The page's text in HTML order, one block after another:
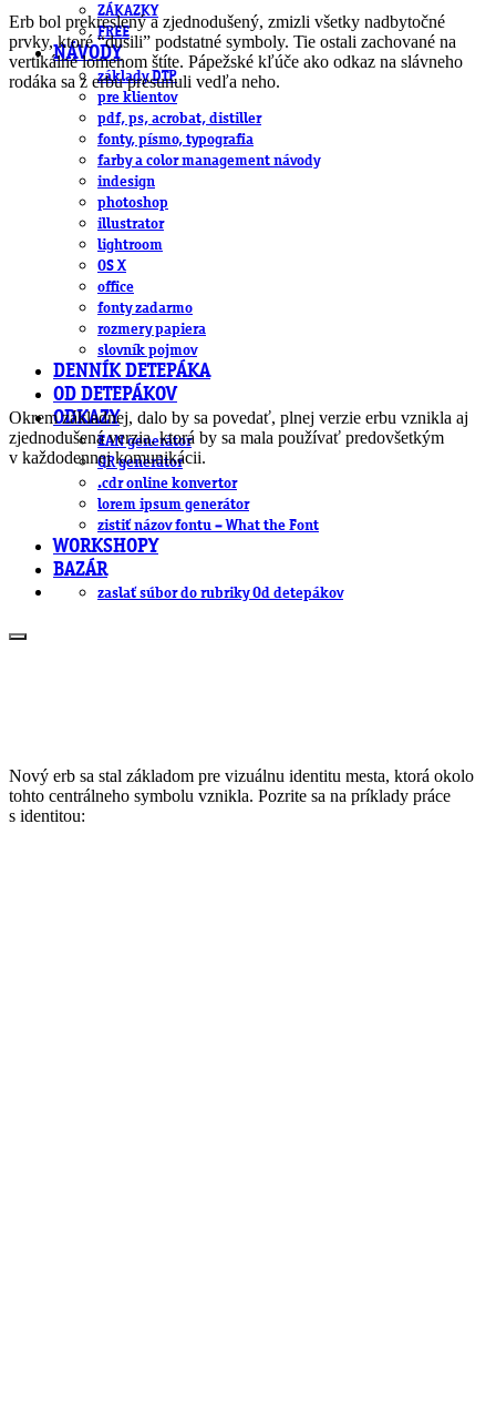
ZÁKAZKY
FREE
NÁVODY
základy DTP
pre klientov
pdf, ps, acrobat, distiller
fonty, písmo, typografia
farby a color management návody
indesign
photoshop
illustrator
lightroom
OS X
office
fonty zadarmo
rozmery papiera
slovník pojmov
DENNÍK DETEPÁKA
OD DETEPÁKOV
ODKAZY
EAN generátor
QR generátor
.cdr online konvertor
lorem ipsum generátor
zistiť názov fontu – What the Font
WORKSHOPY
BAZÁR
zaslať súbor do rubriky Od detepákov
Erb bol prekreslený a zjednodušený, zmizli všetky nadbytočné
prvky, ktoré “dusili” podstatné symboly. Tie ostali zachované na
vertikálne lomenom štíte. Pápežské kľúče ako odkaz na slávneho
rodáka sa z erbu presunuli vedľa neho.
Okrem základnej, dalo by sa povedať, plnej verzie erbu vznikla aj
zjednodušená verzia, ktorá by sa mala používať predovšetkým
v každodennej komunikácii.
Nový erb sa stal základom pre vizuálnu identitu mesta, ktorá okolo
tohto centrálneho symbolu vznikla. Pozrite sa na príklady práce
s identitou: